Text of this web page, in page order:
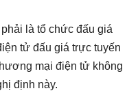
là tổ chức đấu giá
tử đấu giá trực tuyến
mại điện tử không
định này.